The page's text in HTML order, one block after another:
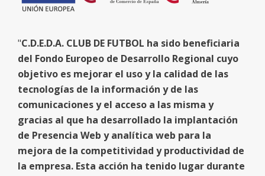
"C.D.E.D.A. CLUB DE FUTBOL ha sido beneficiaria
del Fondo Europeo de Desarrollo Regional cuyo
objetivo es mejorar el uso y la calidad de las
tecnologías de la información y de las
comunicaciones y el acceso a las misma y
gracias al que ha desarrollado la implantación
de Presencia Web y analítica web para la
mejora de la competitividad y productividad de
la empresa. Esta acción ha tenido lugar durante